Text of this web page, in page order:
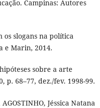
Campinas: Autores
os slogans na política
e Marin, 2014.
sobre a arte
p. 68–77, dez./fev. 1998-99.
Jéssica Natana